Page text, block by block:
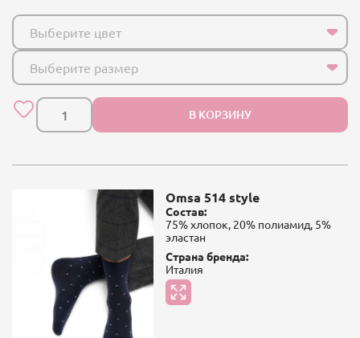
Выберите цвет
Выберите размер
В КОРЗИНУ
Omsa 514 style
Состав:
75% хлопок, 20% полиамид, 5%
эластан
Страна бренда:
Италия